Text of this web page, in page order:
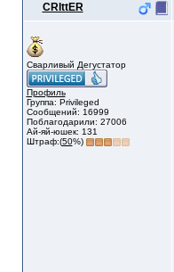
CRIttER
Сварливый Дегустатор
Профиль
Группа: Privileged
Сообщений: 16999
Поблагодарили: 27006
Ай-яй-юшек: 131
Штраф:(50%)